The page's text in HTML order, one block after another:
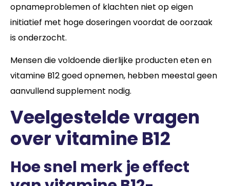
opnameproblemen of klachten niet op eigen
initiatief met hoge doseringen voordat de oorzaak
is onderzocht.
Mensen die voldoende dierlijke producten eten en
vitamine B12 goed opnemen, hebben meestal geen
aanvullend supplement nodig.
Veelgestelde vragen
over vitamine B12
Hoe snel merk je effect